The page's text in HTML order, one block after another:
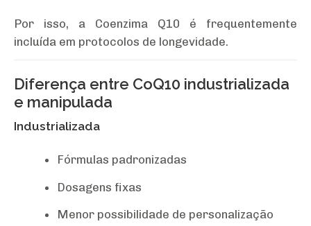
Por isso, a Coenzima Q10 é frequentemente
incluída em protocolos de longevidade.
Diferença entre CoQ10 industrializada
e manipulada
Industrializada
Fórmulas padronizadas
Dosagens fixas
Menor possibilidade de personalização